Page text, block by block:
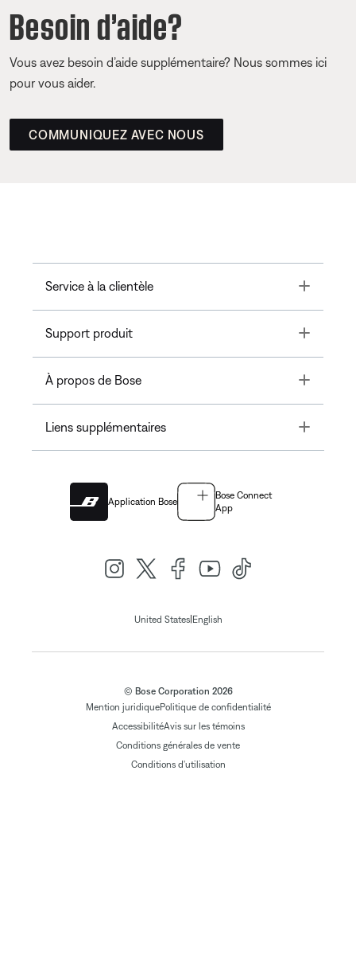
Besoin d’aide?
Vous avez besoin d’aide supplémentaire? Nous sommes ici
pour vous aider.
COMMUNIQUEZ AVEC NOUS
Service à la clientèle Toggle
Support produit Toggle
À propos de Bose Toggle
Liens supplémentaires Toggle
Application Bose
Bose Connect
App
United States| English
© Bose Corporation 2026
Mention juridiquePolitique de confidentialité
AccessibilitéAvis sur les témoins
Conditions générales de vente
Conditions d'utilisation